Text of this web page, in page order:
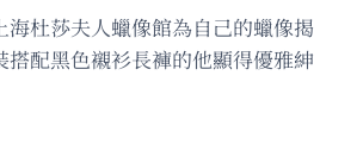
海杜莎夫人蠟像館為自己的蠟像揭
搭配黑色襯衫長褲的他顯得優雅紳